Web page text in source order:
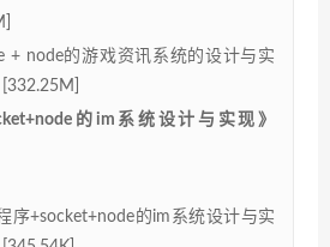
+ node的游戏资讯系统的设计与实
的im系统设计与实现》
序+socket+node的im系统设计与实